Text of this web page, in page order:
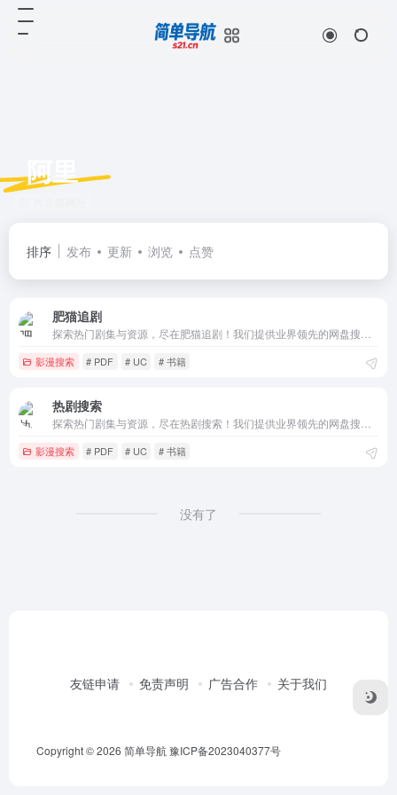
阿里
排序 发布 更新 浏览 点赞
肥猫追剧
影漫搜索 # PDF # UC # 书籍
热剧搜索
影漫搜索 # PDF # UC # 书籍
没有了
友链申请 免责声明 广告合作 关于我们
Copyright © 2026 简单导航豫ICP备2023040377号